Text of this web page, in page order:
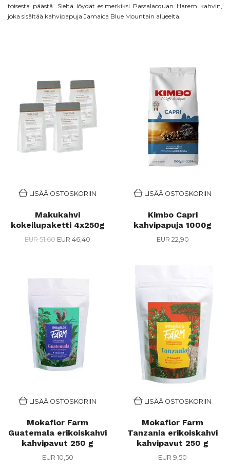
toisesta päästä. Sieltä löydät esimerkiksi Passalacquan Harem kahvin,
joka sisältää kahvipapuja Jamaica Blue Mountain alueelta.
LISÄÄ OSTOSKORIIN
Makukahvi
kokeilupaketti 4x250g
EUR 51,60 EUR 46,40
LISÄÄ OSTOSKORIIN
Kimbo Capri
kahvipapuja 1000g
EUR 22,90
LISÄÄ OSTOSKORIIN
Mokaflor Farm
Guatemala erikoiskahvi
kahvipavut 250 g
EUR 10,50
LISÄÄ OSTOSKORIIN
Mokaflor Farm
Tanzania erikoiskahvi
kahvipavut 250 g
EUR 9,50